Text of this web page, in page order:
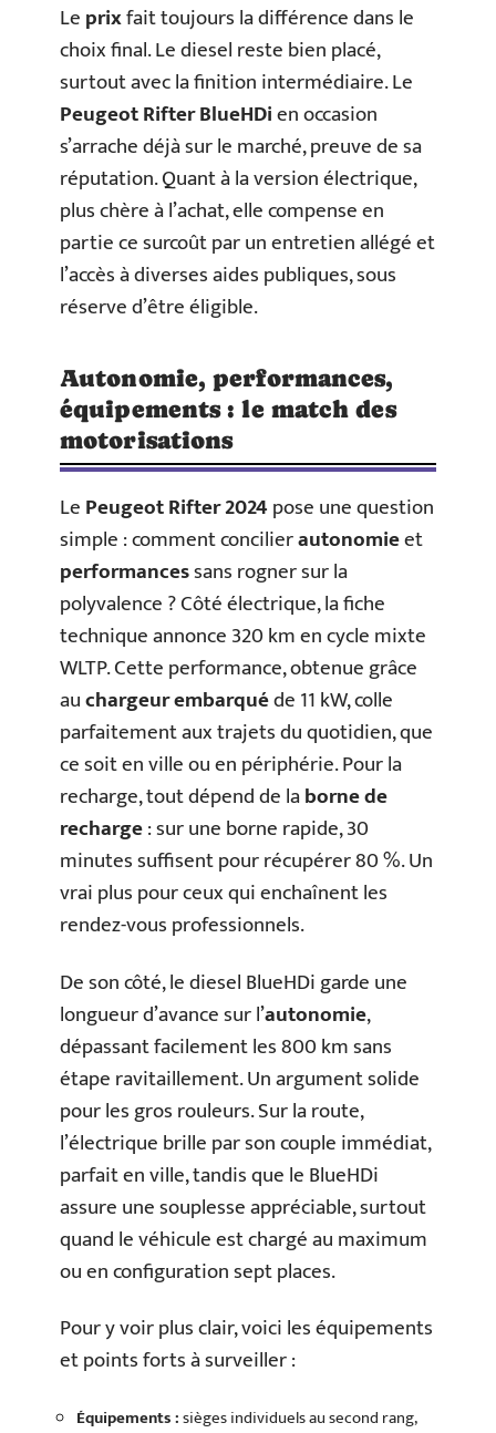
Leprixfait toujours la différence dans le
choix final. Le diesel reste bien placé,
surtout avec la finition intermédiaire. Le
Peugeot Rifter BlueHDien occasion
s’arrache déjà sur le marché, preuve de sa
réputation. Quant à la version électrique,
plus chère à l’achat, elle compense en
partie ce surcoût par un entretien allégé et
l’accès à diverses aides publiques, sous
réserve d’être éligible.
Autonomie, performances,
équipements : le match des
motorisations
LePeugeot Rifter 2024pose une question
simple : comment concilierautonomieet
performancessans rogner sur la
polyvalence ? Côté électrique, la fiche
technique annonce 320 km en cycle mixte
WLTP. Cette performance, obtenue grâce
auchargeur embarquéde 11 kW, colle
parfaitement aux trajets du quotidien, que
ce soit en ville ou en périphérie. Pour la
recharge, tout dépend de laborne de
recharge: sur une borne rapide, 30
minutes suffisent pour récupérer 80 %. Un
vrai plus pour ceux qui enchaînent les
rendez-vous professionnels.
De son côté, le diesel BlueHDi garde une
longueur d’avance sur l’autonomie,
dépassant facilement les 800 km sans
étape ravitaillement. Un argument solide
pour les gros rouleurs. Sur la route,
l’électrique brille par son couple immédiat,
parfait en ville, tandis que le BlueHDi
assure une souplesse appréciable, surtout
quand le véhicule est chargé au maximum
ou en configuration sept places.
Pour y voir plus clair, voici les équipements
et points forts à surveiller :
Équipements :sièges individuels au second rang,